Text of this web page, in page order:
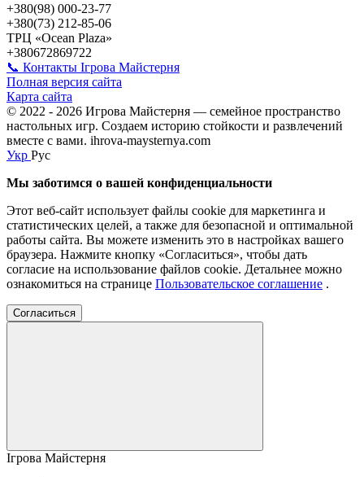
+380(98) 000-23-77
+380(73) 212-85-06
ТРЦ «Ocean Plaza»
+380672869722
📞 Контакты Ігрова Майстерня
Полная версия сайта
Карта сайта
© 2022 - 2026 Игрова Майстерня — семейное пространство
настольных игр. Создаем историю стойкости и развлечений
вместе с вами. ihrova-maysternya.com
Укр Рус
Мы заботимся о вашей конфиденциальности
Этот веб-сайт использует файлы cookie для маркетинга и
статистических целей, а также для безопасной и оптимальной
работы сайта. Вы можете изменить это в настройках вашего
браузера. Нажмите кнопку «Согласиться», чтобы дать
согласие на использование файлов cookie. Детальнее можно
ознакомиться на странице Пользовательское соглашение .
Согласиться
Ігрова Майстерня